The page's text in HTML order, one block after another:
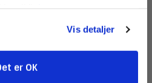
her
Vis detaljer
er OK